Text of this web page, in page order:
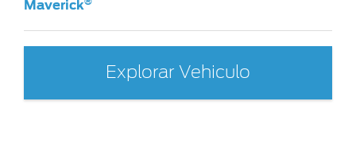
Maverick
Explorar Vehiculo